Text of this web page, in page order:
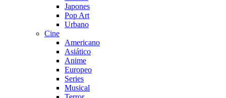
Japones
Pop Art
Urbano
Cine
Americano
Asiático
Anime
Europeo
Series
Musical